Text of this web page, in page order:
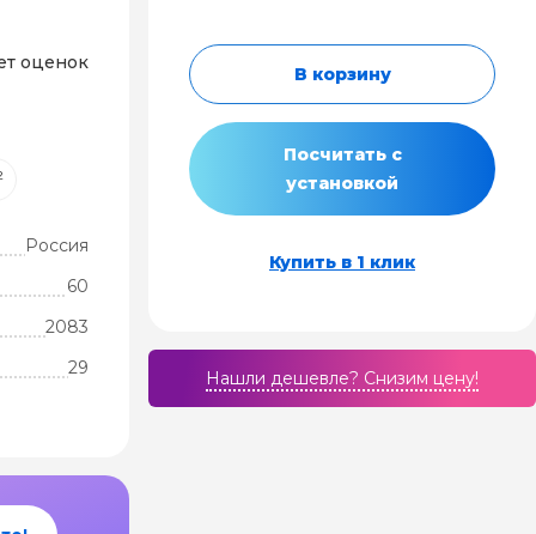
оценок
Россия
60
2083
29
В корзину
Посчитать с
установкой
Купить в 1 клик
Нашли дешевле? Cнизим цену!